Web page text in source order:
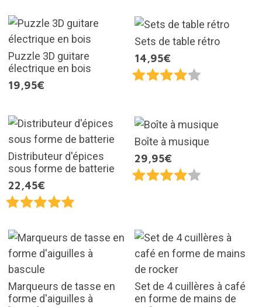
Puzzle 3D guitare
électrique en bois
19,95€
Sets de table rétro
14,95€
Distributeur d'épices
sous forme de batterie
22,45€
Boîte à musique
29,95€
Marqueurs de tasse en
forme d'aiguilles à
Set de 4 cuillères à café
en forme de mains de